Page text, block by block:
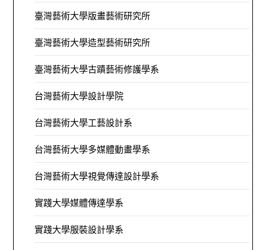
臺灣藝術大學版畫藝術研究所
臺灣藝術大學造型藝術研究所
臺灣藝術大學古蹟藝術修護學系
台灣藝術大學設計學院
台灣藝術大學工藝設計系
台灣藝術大學多媒體動畫學系
台灣藝術大學視覺傳達設計學系
實踐大學媒體傳達學系
實踐大學服裝設計學系